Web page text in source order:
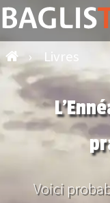
› Livres
Voici